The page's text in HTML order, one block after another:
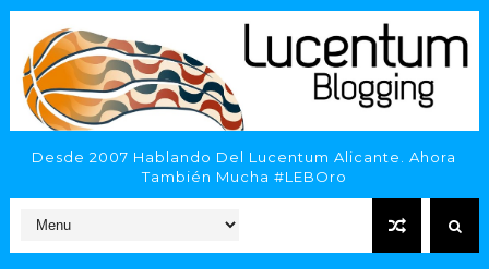
Desde 2007 Hablando Del Lucentum Alicante. Ahora
También Mucha #LEBOro